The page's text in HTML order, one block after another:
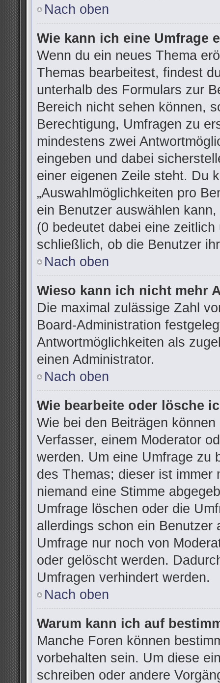
Nach oben
Wie kann ich eine Umfrage
Wenn du ein neues Thema
Themas bearbeitest, findest
unterhalb des Formulars zur
Bereich nicht sehen können,
Berechtigung, Umfragen zu
mindestens zwei
eingeben und dabei
einer eigenen Zeile steht. Du
„Auswahlmöglichkeiten pro
ein Benutzer auswählen
(0 bedeutet dabei eine
schließlich, ob die Benutzer
Nach oben
Wieso kann ich nicht mehr
Die maximal zulässige Zahl
Board-Administration
Antwortmöglichkeiten als
einen Administrator.
Nach oben
Wie bearbeite oder lösche
Wie bei den Beiträgen
Verfasser, einem Moderator
werden. Um eine Umfrage zu
des Themas; dieser ist immer
niemand eine Stimme
Umfrage löschen oder die
allerdings schon ein Benutzer
Umfrage nur noch von
oder gelöscht werden.
Umfragen verhindert werden.
Nach oben
Warum kann ich auf
Manche Foren können
vorbehalten sein. Um diese
schreiben oder andere